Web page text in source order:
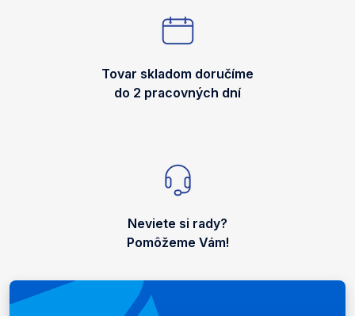
Tovar skladom doručíme
do 2 pracovných dní
Neviete si rady?
Pomôžeme Vám!